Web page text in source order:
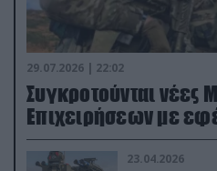
29.07.2026 | 22:02
Συγκροτούνται νέες
Επιχειρήσεων με
23.04.2026